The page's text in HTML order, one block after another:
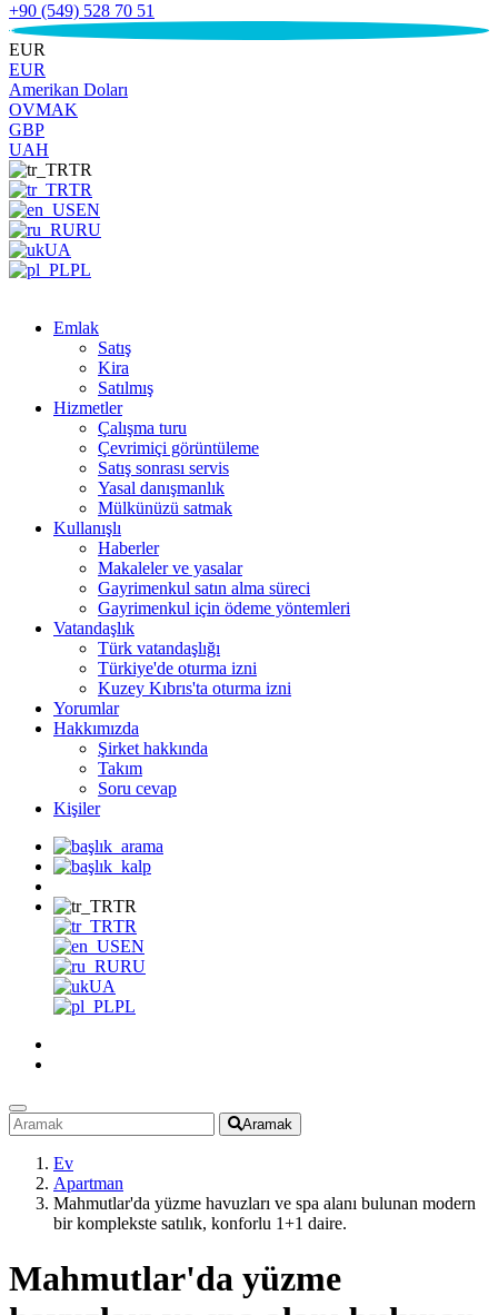
+90 (549) 528 70 51
€
EUR
EUR
Amerikan Doları
OVMAK
GBP
UAH
TR
TR
EN
RU
UA
PL
Emlak
Satış
Kira
Satılmış
Hizmetler
Çalışma turu
Çevrimiçi görüntüleme
Satış sonrası servis
Yasal danışmanlık
Mülkünüzü satmak
Kullanışlı
Haberler
Makaleler ve yasalar
Gayrimenkul satın alma süreci
Gayrimenkul için ödeme yöntemleri
Vatandaşlık
Türk vatandaşlığı
Türkiye'de oturma izni
Kuzey Kıbrıs'ta oturma izni
Yorumlar
Hakkımızda
Şirket hakkında
Takım
Soru cevap
Kişiler
TR
TR
EN
RU
UA
PL
Aramak
Ev
Apartman
Mahmutlar'da yüzme havuzları ve spa alanı bulunan modern
bir komplekste satılık, konforlu 1+1 daire.
Mahmutlar'da yüzme